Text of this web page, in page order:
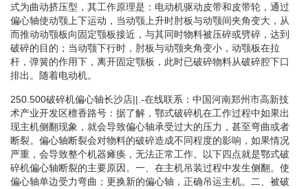
式为曲动挤压型，其工作原理是：电动机驱动皮带和皮带轮，通过
偏心轴使动颚上下运动，当动颚上升时肘板与动颚间夹角变大，从
而推动动颚板向固定颚板接近，与其同时物料被压碎或劈碎，达到
破碎的目的；当动颚下行时，肘板与动颚夹角变小，动颚板在拉
杆，弹簧的作用下，离开固定颚板，此时已破碎物料从破碎腔下口
排出。随着电动机。
250.500破碎机偏心轴长沙店||.-在线联系：中国河南郑州市高新技
术产业开发区檀香路号：据了解，鄂式破碎机在工作过程中如果出
现主机侧翻现象，就会导致偏心轴承受过大的压力，甚至弯曲或者
断裂。偏心轴断裂会对物料的破碎造成不同程度的影响，如果情况
严重，会导致整个机器瘫痪，无法正常工作。以下四点就是鄂式破
碎机偏心轴断裂的主要原因。一、在主机吊装过程中发生侧翻。使
偏心轴单边受力弯曲；更换新的偏心轴，正确吊运主机。二、被破